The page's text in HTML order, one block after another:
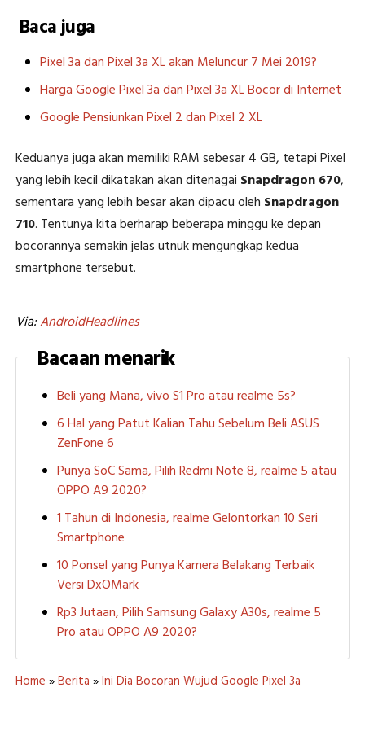
Baca juga
Pixel 3a dan Pixel 3a XL akan Meluncur 7 Mei 2019?
Harga Google Pixel 3a dan Pixel 3a XL Bocor di Internet
Google Pensiunkan Pixel 2 dan Pixel 2 XL
Keduanya juga akan memiliki RAM sebesar 4 GB, tetapi Pixel
yang lebih kecil dikatakan akan ditenagai Snapdragon 670,
sementara yang lebih besar akan dipacu oleh Snapdragon
710. Tentunya kita berharap beberapa minggu ke depan
bocorannya semakin jelas utnuk mengungkap kedua
smartphone tersebut.
Via:AndroidHeadlines
Bacaan menarik
Beli yang Mana, vivo S1 Pro atau realme 5s?
6 Hal yang Patut Kalian Tahu Sebelum Beli ASUS
ZenFone 6
Punya SoC Sama, Pilih Redmi Note 8, realme 5 atau
OPPO A9 2020?
1 Tahun di Indonesia, realme Gelontorkan 10 Seri
Smartphone
10 Ponsel yang Punya Kamera Belakang Terbaik
Versi DxOMark
Rp3 Jutaan, Pilih Samsung Galaxy A30s, realme 5
Pro atau OPPO A9 2020?
Home »Berita »Ini Dia Bocoran Wujud Google Pixel 3a